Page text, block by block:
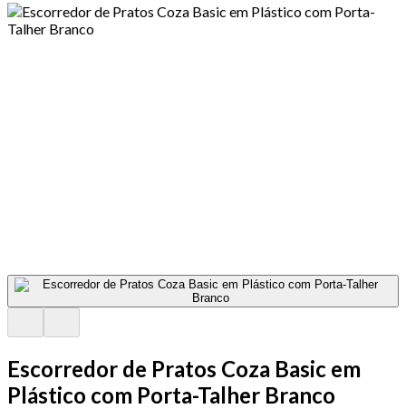
Escorredor de Pratos Coza Basic em
Plástico com Porta-Talher Branco